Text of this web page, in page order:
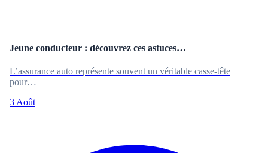
Jeune conducteur : découvrez ces astuces…
L’assurance auto représente souvent un véritable casse-tête
pour…
3 Août